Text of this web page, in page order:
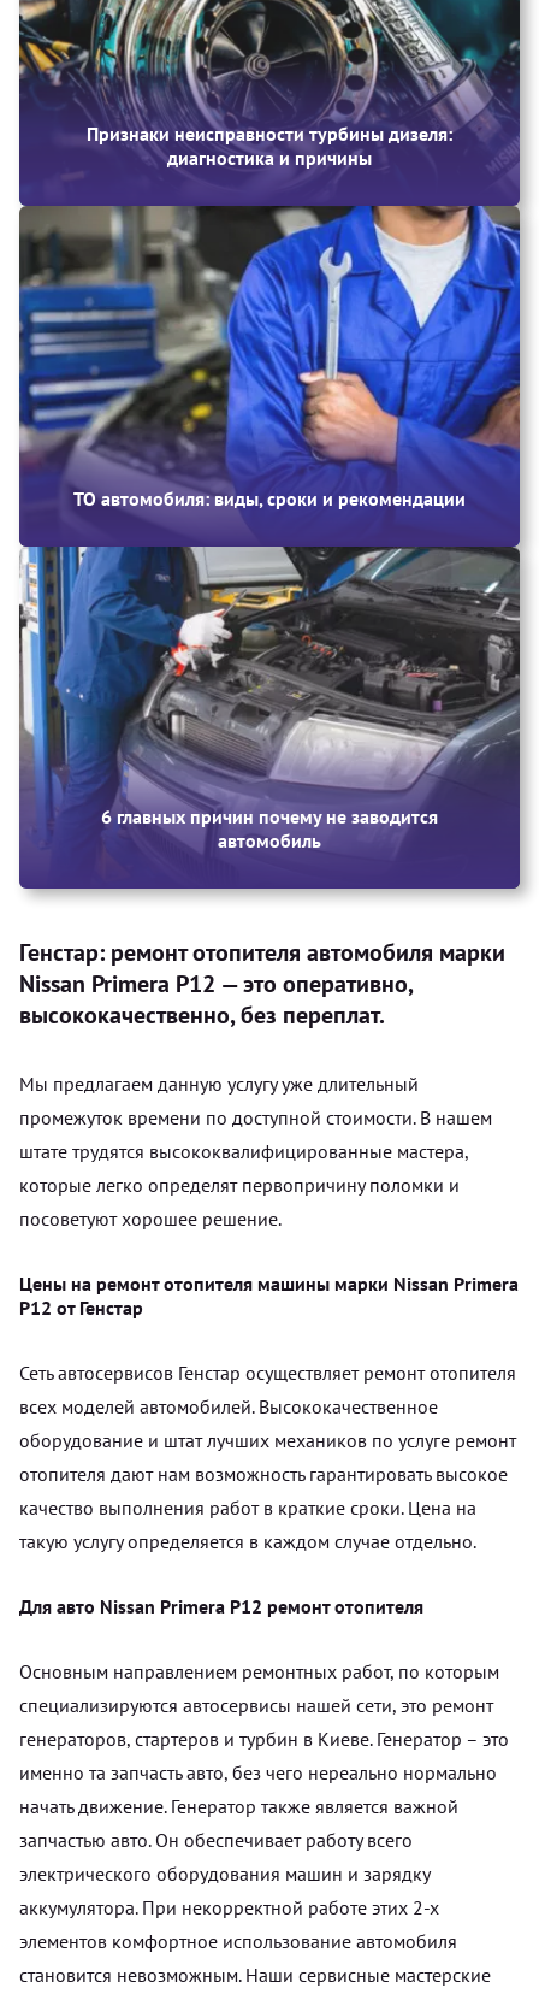
Признаки неисправности турбины дизеля:
диагностика и причины
ТО автомобиля: виды, сроки и рекомендации
6 главных причин почему не заводится
автомобиль
Генстар: ремонт отопителя автомобиля марки
Nissan Primera P12 — это оперативно,
высококачественно, без переплат.
Мы предлагаем данную услугу уже длительный
промежуток времени по доступной стоимости. В нашем
штате трудятся высококвалифицированные мастера,
которые легко определят первопричину поломки и
посоветуют хорошее решение.
Цены на ремонт отопителя машины марки Nissan Primera
P12 от Генстар
Сеть автосервисов Генстар осуществляет ремонт отопителя
всех моделей автомобилей. Высококачественное
оборудование и штат лучших механиков по услуге ремонт
отопителя дают нам возможность гарантировать высокое
качество выполнения работ в краткие сроки. Цена на
такую услугу определяется в каждом случае отдельно.
Для авто Nissan Primera P12 ремонт отопителя
Основным направлением ремонтных работ, по которым
специализируются автосервисы нашей сети, это ремонт
генераторов, стартеров и турбин в Киеве. Генератор – это
именно та запчасть авто, без чего нереально нормально
начать движение. Генератор также является важной
запчастью авто. Он обеспечивает работу всего
электрического оборудования машин и зарядку
аккумулятора. При некорректной работе этих 2-х
элементов комфортное использование автомобиля
становится невозможным. Наши сервисные мастерские